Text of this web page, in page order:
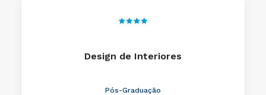
Design de Interiores
Pós-Graduação